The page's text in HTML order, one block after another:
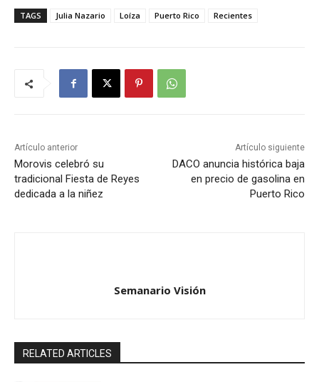
TAGS Julia Nazario Loíza Puerto Rico Recientes
Artículo anterior
Morovis celebró su
tradicional Fiesta de Reyes
dedicada a la niñez
Artículo siguiente
DACO anuncia histórica baja
en precio de gasolina en
Puerto Rico
Semanario Visión
RELATED ARTICLES